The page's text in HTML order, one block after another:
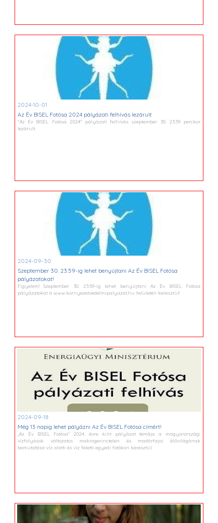
2024-10-01
Az Év BISEL Fotósa 2024 pályázati felhívás lezárult
"Az Év BISEL Fotósa 2024" pályázati felhívás szeptember 30. 23:59 perckor
lezárult.
2024-09-30
Szeptember 30. 23:59-ig lehet benyújtani Az Év BISEL Fotósa
pályázatokat!
Figyelem! Szeptember 30. 23:59-ig lehet benyújtani Az Év BISEL Fotósa
pályázatokat a www.kornyezetvedelmipalyazat.hu felületén keresztül!
2024-09-18
Még 13 napig lehet pályázni Az Év BISEL Fotósa címért!
„Az Év BISEL Fotósa” 2024. évre kiírt pályázat témája a magyarországi
vízfolyások változatos makrogerinctelen és madárfajai élővilágának
bemutatása víz alatti és víz feletti egyedi fotókon keresztül.